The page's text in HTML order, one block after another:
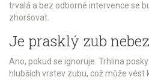
trvalá a bez odborné intervence se
zhoršovat.
Je prasklý zub
Ano, pokud se ignoruje. Trhlina
hlubších vrstev zubu, což může vést